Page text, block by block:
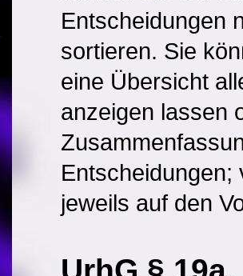
Entscheidungen
sortieren. Sie
eine Übersicht
anzeigen lassen
Entscheidungen;
jeweils auf den